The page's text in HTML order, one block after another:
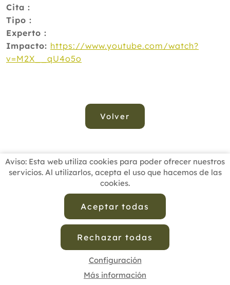
Cita :
Tipo :
Experto :
Impacto: https://www.youtube.com/watch?
v=M2X__qU4o5o
Volver
Aviso: Esta web utiliza cookies para poder ofrecer nuestros
servicios. Al utilizarlos, acepta el uso que hacemos de las
cookies.
Aceptar todas
Rechazar todas
Configuración
Más información
BUSCADOR PROFESIONALES
ESCUELAS RECOMENDADAS
CONTACTO
Política de Privacidad de Datos
Política de Calidad
Política de Cookies
Configuración de Cookies
© 2025 - Diseño y programación por